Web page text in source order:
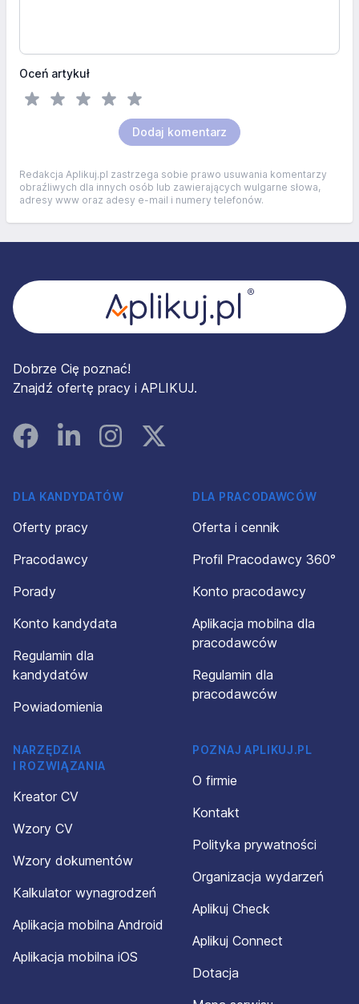
Oceń artykuł
Dodaj komentarz
Redakcja Aplikuj.pl zastrzega sobie prawo usuwania komentarzy
obraźliwych dla innych osób lub zawierających wulgarne słowa,
adresy www oraz adesy e-mail i numery telefonów.
Dobrze Cię poznać!
Znajdź ofertę pracy i APLIKUJ.
FacebookLinked InInstagramInstagram
DLA KANDYDATÓW
Oferty pracy
Pracodawcy
Porady
Konto kandydata
Regulamin dla
kandydatów
Powiadomienia
DLA PRACODAWCÓW
Oferta i cennik
Profil Pracodawcy 360°
Konto pracodawcy
Aplikacja mobilna dla
pracodawców
Regulamin dla
pracodawców
NARZĘDZIA
I ROZWIĄZANIA
Kreator CV
Wzory CV
Wzory dokumentów
Kalkulator wynagrodzeń
Aplikacja mobilna Android
Aplikacja mobilna iOS
POZNAJ APLIKUJ.PL
O firmie
Kontakt
Polityka prywatności
Organizacja wydarzeń
Aplikuj Check
Aplikuj Connect
Dotacja